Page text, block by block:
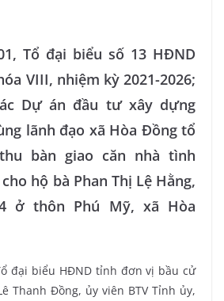
Tổ đại biểu số 13 HĐND
VIII, nhiệm kỳ 2021-2026;
Dự án đầu tư xây dựng
lãnh đạo xã Hòa Đồng tổ
bàn giao căn nhà tình
hộ bà Phan Thị Lệ Hằng,
ở thôn Phú Mỹ, xã Hòa
đại biểu HĐND tỉnh đơn vị bầu cử
Thanh Đồng, ủy viên BTV Tỉnh ủy,